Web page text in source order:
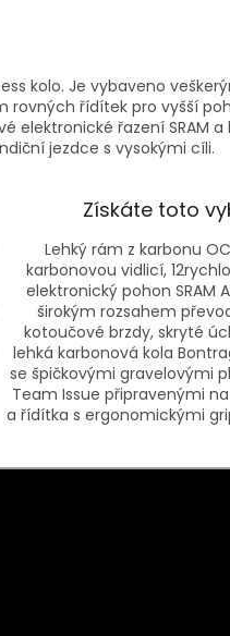
kolo. Je vybaveno
rovných řídítek pro vyšší
elektronické řazení SRAM
jezdce s vysokými cíli.
Získáte toto
Lehký rám z karbonu
karbonovou vidlicí,
elektronický pohon SRAM
širokým rozsahem
kotoučové brzdy, skryté
lehká karbonová kola
se špičkovými gravelovými
Team Issue připravenými
a řídítka s ergonomickými